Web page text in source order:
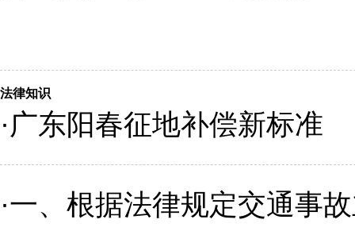
法律知识
·广东阳春征地补偿新标准
·一、根据法律规定交通事